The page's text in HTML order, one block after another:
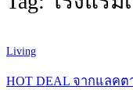
Living
HOT DEAL จากแลค